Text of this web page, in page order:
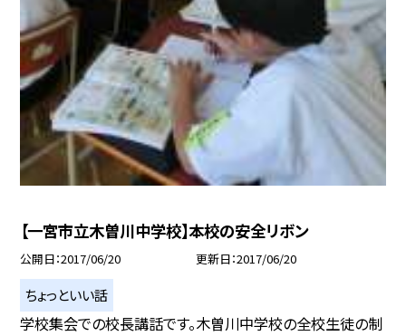
【一宮市立木曽川中学校】本校の安全リボン
公開日 2017/06/20 更新日 2017/06/20
ちょっといい話
学校集会での校長講話です。木曽川中学校の全校生徒の制